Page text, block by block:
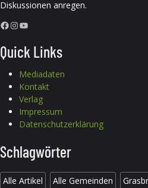
Diskussionen anregen.
Facebook InstagramYouTube
Quick Links
Mediadaten
Kontakt
Verlag
Impressum
Datenschutzerklärung
Schlagwörter
Alle Artikel Alle Gemeinden